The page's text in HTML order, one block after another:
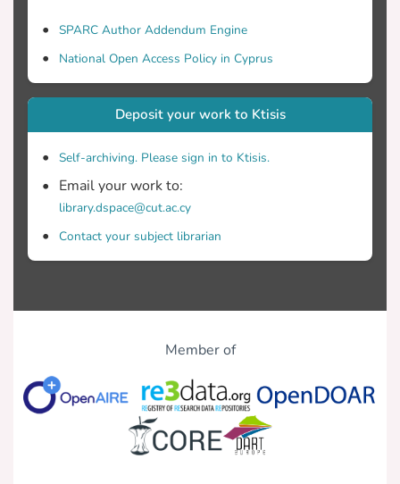
SPARC Author Addendum Engine
National Open Access Policy in Cyprus
Deposit your work to Ktisis
Self-archiving. Please sign in to Ktisis.
Email your work to:
library.dspace@cut.ac.cy
Contact your subject librarian
Member of